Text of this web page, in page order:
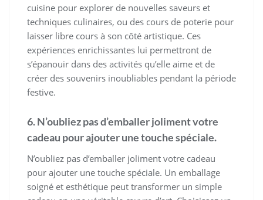
cuisine pour explorer de nouvelles saveurs et
techniques culinaires, ou des cours de poterie pour
laisser libre cours à son côté artistique. Ces
expériences enrichissantes lui permettront de
s’épanouir dans des activités qu’elle aime et de
créer des souvenirs inoubliables pendant la période
festive.
6. N’oubliez pas d’emballer joliment votre
cadeau pour ajouter une touche spéciale.
N’oubliez pas d’emballer joliment votre cadeau
pour ajouter une touche spéciale. Un emballage
soigné et esthétique peut transformer un simple